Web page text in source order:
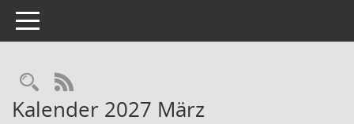
Toggle navigation
Rechercheauswahl
RSS-Feed
Kalender 2027 März